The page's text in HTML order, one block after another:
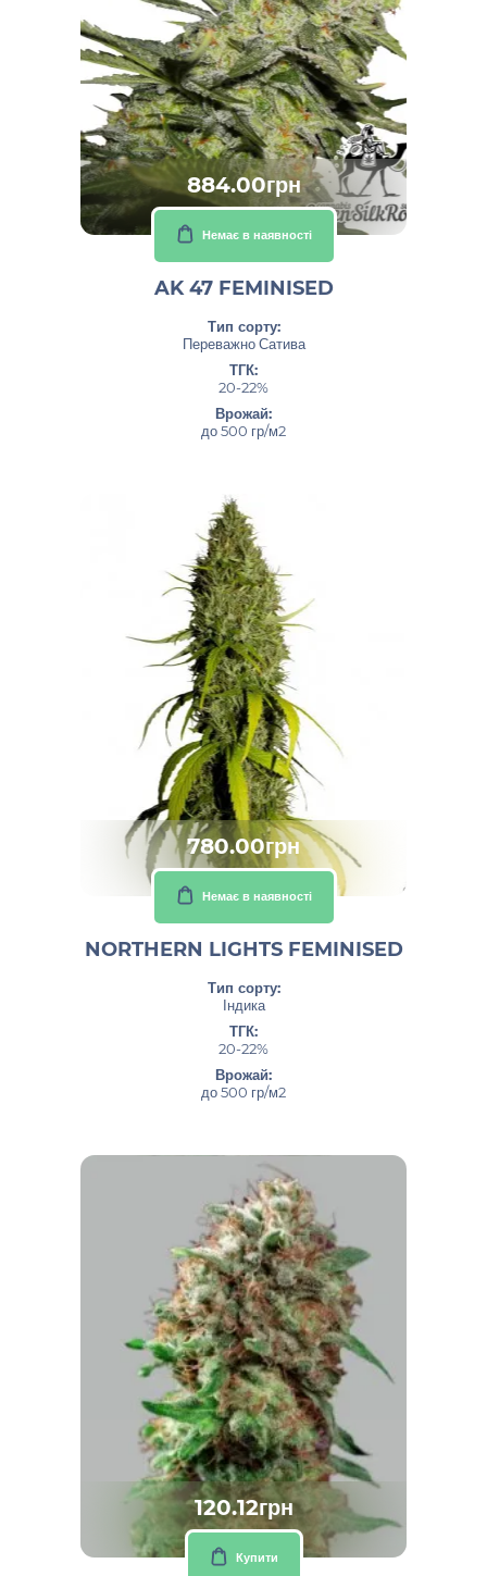
884.00грн
Немає в наявності
AK 47 FEMINISED
Тип сорту:
Переважно Сатива
ТГК:
20-22%
Врожай:
до 500 гр/м2
780.00грн
Немає в наявності
NORTHERN LIGHTS FEMINISED
Тип сорту:
Індика
ТГК:
20-22%
Врожай:
до 500 гр/м2
120.12грн
Купити